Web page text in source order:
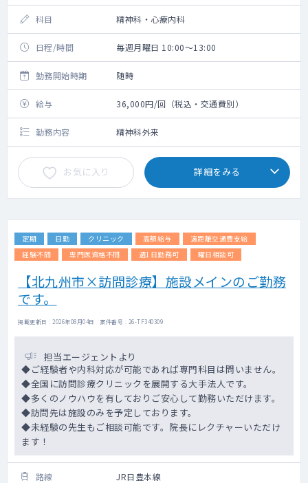
科目 精神科・心療内科
日程/時間 毎週月曜日 10:00～13:00
勤務開始時期 随時
給与 36,000円/回（税込・交通費別）
勤務内容 精神科外来
お気に入り 詳細をみる
定期 日勤 クリニック 高額給与
遠距離交通費支給
経験不問
専門医資格不問 週1日勤務可 曜日相談可
【北九州市×訪問診療】施設メインのご勤務
です。
掲載更新日 : 2026年08月04日 案件番号 : 26-TF340309
担当エージェントより
◆ご経験者や内科対応が可能であれば専門科目は問いません。
◆全国に訪問診療クリニックを展開する大手法人です。
◆多くのノウハウを有しておりご安心して勤務いただけます。
◆訪問先は施設のみを予定しております。
◆未経験の先生もご相談可能です。院長にレクチャーいただけ
ます！
路線 JR日豊本線